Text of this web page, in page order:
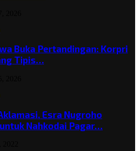
Buka Pertandingan: Korpri
Tipis…
Esra Nugroho
Nahkodai Pagar…